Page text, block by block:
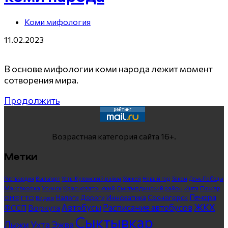
Коми мифология
11.02.2023
В основе мифологии коми народа лежит момент
сотворения мира.
Продолжить
Возрастная категория сайта 16+.
Метки
Росгвардия Выльгорт Усть-Куломский район Хоккей Новый год Закон День Победы
Максаковка Усинск Краснозатонский Сыктывдинский район Инта Пожар
ОНФ ГТО Видео Налоги Дороги Инноватика Сосногорск Печора
ФССП Воркута Автобусы Расписание автобусов ЖКХ
ЛыжиУхта Эжва Сыктывкар